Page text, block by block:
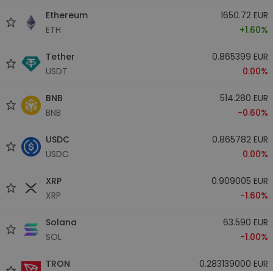
Ethereum
ETH
1650.72 EUR
+1.60%
Tether
USDT
0.865399 EUR
0.00%
BNB
BNB
514.280 EUR
-0.60%
USDC
USDC
0.865782 EUR
0.00%
XRP
XRP
0.909005 EUR
-1.60%
Solana
SOL
63.590 EUR
-1.00%
TRON
0.283139000 EUR